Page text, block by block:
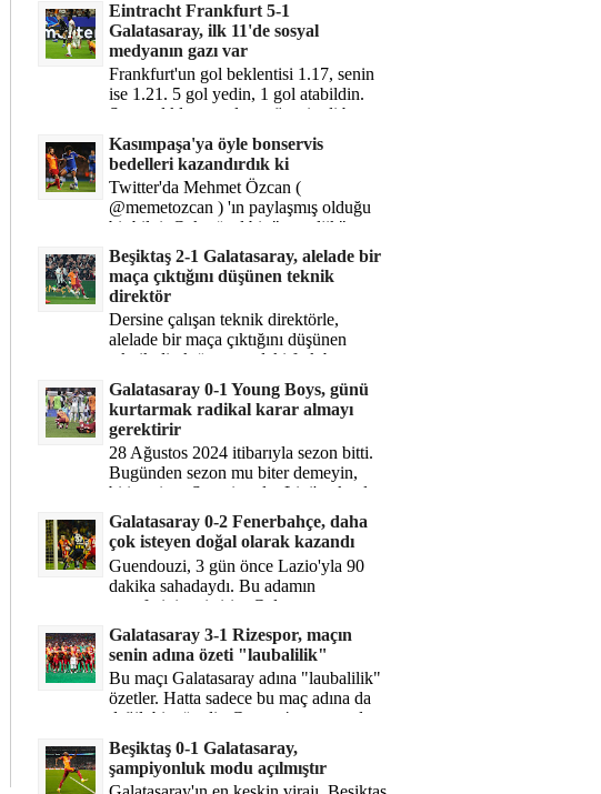
Eintracht Frankfurt 5-1
Galatasaray, ilk 11'de sosyal
medyanın gazı var
Frankfurt'un gol beklentisi 1.17, senin
ise 1.21. 5 gol yedin, 1 gol atabildin.
Şanssızlıkla mı anlatacağız şimdi bu
durumu? Rakibin 5 ş...
Kasımpaşa'ya öyle bonservis
bedelleri kazandırdık ki
Twitter'da Mehmet Özcan (
@memetozcan ) 'ın paylaşmış olduğu
bir bilgi. Çok güzel bir "nostaljik" pas
diyelim. Kasımpaşa...
Beşiktaş 2-1 Galatasaray, alelade bir
maça çıktığını düşünen teknik
direktör
Dersine çalışan teknik direktörle,
alelade bir maça çıktığını düşünen
teknik direktör arasındaki fark bu
işte. Solskjaer'in çalıştığı de...
Galatasaray 0-1 Young Boys, günü
kurtarmak radikal karar almayı
gerektirir
28 Ağustos 2024 itibarıyla sezon bitti.
Bugünden sezon mu biter demeyin,
bitiyor işte. Şampiyonlar Ligi'ne katılım
hakkı senin misyonun ...
Galatasaray 0-2 Fenerbahçe, daha
çok isteyen doğal olarak kazandı
Guendouzi, 3 gün önce Lazio'yla 90
dakika sahadaydı. Bu adamın
transferini yetiştirip, Galatasaray
karşısında 11 oynamasını sağlıyorsun....
Galatasaray 3-1 Rizespor, maçın
senin adına özeti "laubalilik"
Bu maçı Galatasaray adına "laubalilik"
özetler. Hatta sadece bu maç adına da
değil, bir süredir. Geçen 4 maçta sadece
1 gol yedin ...
Beşiktaş 0-1 Galatasaray,
şampiyonluk modu açılmıştır